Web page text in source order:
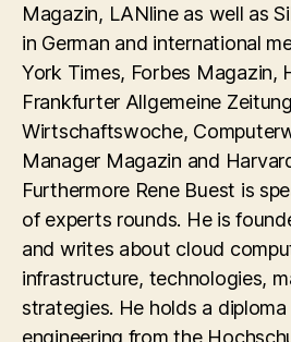
Magazin, LANline as well as
in German and international
York Times, Forbes Magazin,
Frankfurter Allgemeine
Wirtschaftswoche,
Manager Magazin and
Furthermore Rene Buest is
of experts rounds. He is
and writes about cloud
infrastructure, technologies,
strategies. He holds a
engineering from the